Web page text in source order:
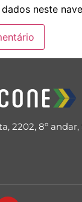
dados neste
2202, 8º andar,